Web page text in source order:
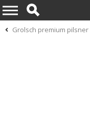
Grolsch premium pilsner